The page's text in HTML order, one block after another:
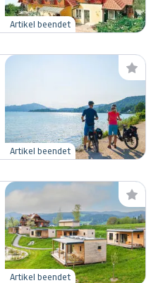
Artikel beendet
Artikel beendet
Artikel beendet